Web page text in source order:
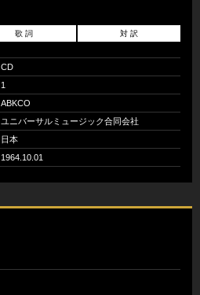
歌 詞 対 訳
CD
1
ABKCO
ユニバーサルミュージック合同会社
日本
1964.10.01